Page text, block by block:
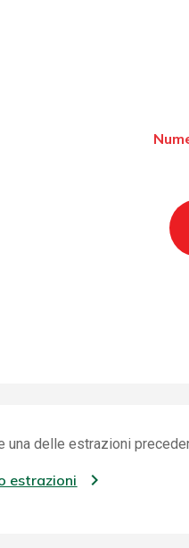
una delle estrazioni
estrazioni